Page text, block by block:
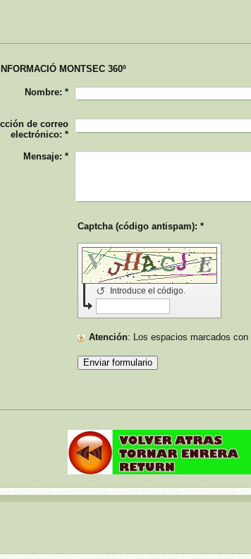
MONTSEC 360º
Nombre: *
de correo
electrónico: *
Mensaje: *
Captcha (código antispam): *
Introduce el código.
↺
Atención : Los espacios marcados con